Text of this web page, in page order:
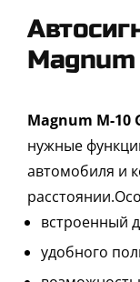
Magnum
Magnum M-10
нужные
автомобиля и
встроенный
удобного